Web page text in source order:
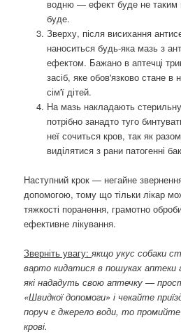
водню — ефект буде не таким
буде.
Зверху, після висихання
наноситься будь-яка мазь з
ефектом. Бажано в аптечці
засіб, яке обов'язково стане в
сім'ї дітей.
На мазь накладають
потрібно занадто туго
неї сочиться кров, так як
виділятися з рани патогенні
Наступний крок — негайне
допомогою, тому що тільки лікар
тяжкості поранення, грамотно
ефективне лікування.
Зверніть увагу:якщо укус собаки
варто кидатися в пошуках аптеки
які нададуть свою аптечку —
«Швидкої допомоги» і чекайте
поруч є джерело води, то промийте
крові.